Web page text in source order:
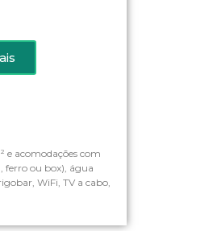
e acomodações com
ferro ou box), água
WiFi, TV a cabo,